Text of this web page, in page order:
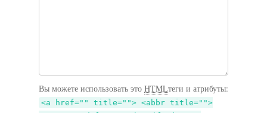
Вы можете использовать это HTMLтеги и атрибуты:
<a href="" title=""> <abbr title="">